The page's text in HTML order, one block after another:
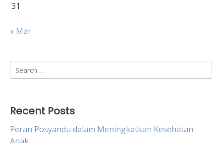
31
« Mar
Search
for:
Recent Posts
Peran Posyandu dalam Meningkatkan Kesehatan